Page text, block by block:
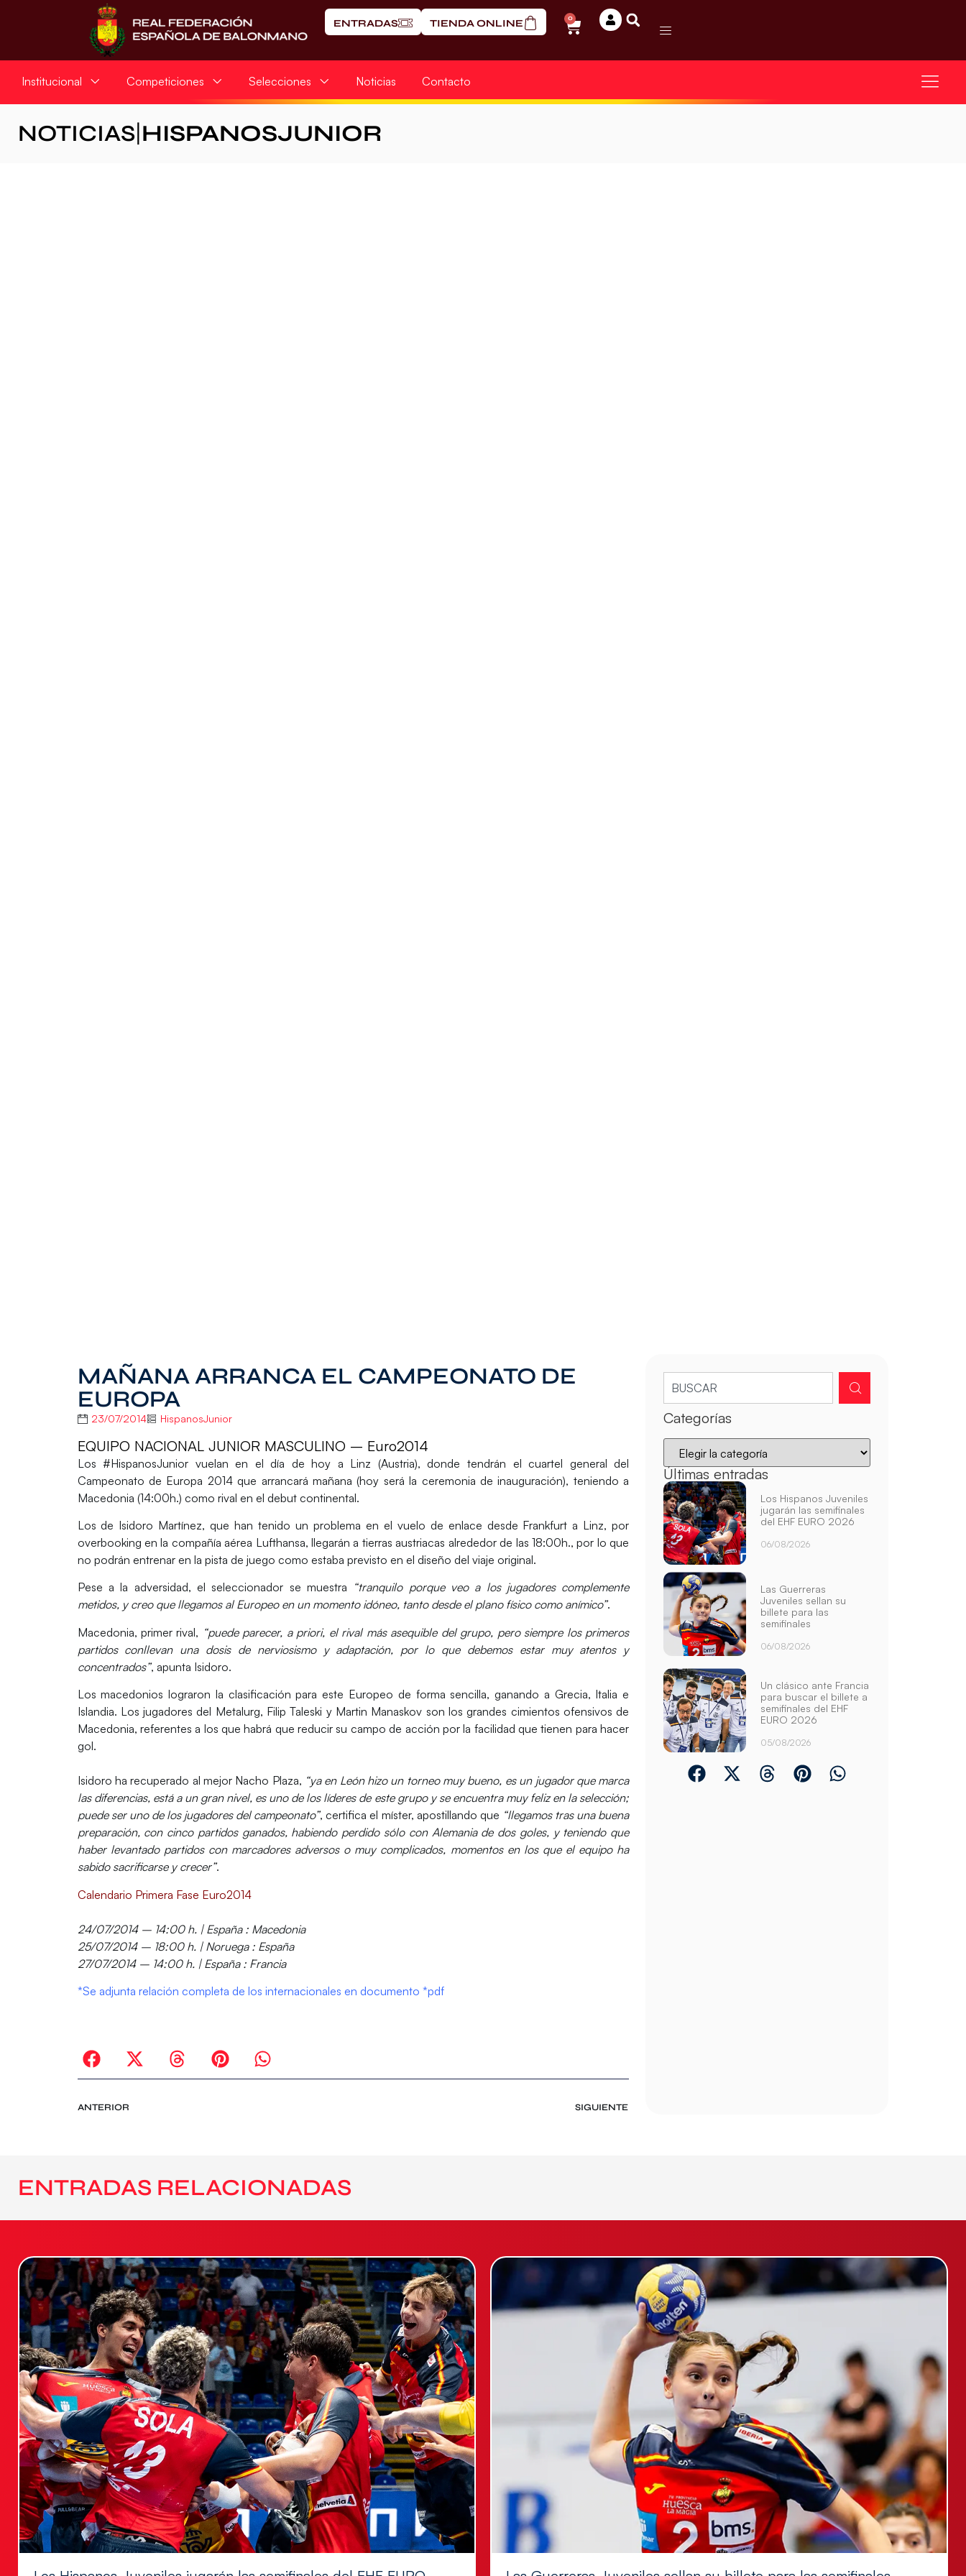
ENTRADAS TIENDA ONLINE 0
Institucional Competiciones Selecciones Noticias Contacto
NOTICIAS HISPANOSJUNIOR
MAÑANA ARRANCA EL CAMPEONATO DE
EUROPA
23/07/2014 HispanosJunior
EQUIPO NACIONAL JUNIOR MASCULINO – Euro2014
Los#HispanosJunior vuelan en el día de hoy a Linz (Austria), donde tendrán el cuartel general del
Campeonato de Europa 2014que arrancará mañana (hoy será la ceremonia de inauguración), teniendo a
Macedonia (14:00h.) como rival en el debut continental.
Los de Isidoro Martínez, que han tenido un problema en el vuelo de enlace desde Frankfurt a Linz, por
overbooking en la compañía aérea Lufthansa, llegarán a tierras austriacas alrededor de las 18:00h., por lo que
no podrán entrenar en la pista de juego como estaba previsto en el diseño del viaje original.
Pese a la adversidad, el seleccionador se muestra “tranquilo porque veo a los jugadores complemente
metidos, y creo que llegamos al Europeo en un momento idóneo, tanto desde el plano físico como anímico”.
Macedonia, primer rival, “puede parecer, a priori, el rival más asequible del grupo, pero siempre los primeros
partidos conllevan una dosis de nerviosismo y adaptación, por lo que debemos estar muy atentos y
concentrados”, apunta Isidoro.
Los macedonios lograron la clasificación para este Europeo de forma sencilla, ganando a Grecia, Italia e
Islandia. Los jugadores del Metalurg, Filip Taleski y Martin Manaskov son los grandes cimientos ofensivos de
Macedonia, referentes a los que habrá que reducir su campo de acción por la facilidad que tienen para hacer
gol.
Isidoro ha recuperado al mejor Nacho Plaza, “ya en León hizo un torneo muy bueno, es un jugador que marca
las diferencias, está a un gran nivel, es uno de los líderes de este grupo y se encuentra muy feliz en la selección;
puede ser uno de los jugadores del campeonato”, certifica el míster, apostillando que “llegamos tras una buena
preparación, con cinco partidos ganados, habiendo perdido sólo con Alemania de dos goles, y teniendo que
haber levantado partidos con marcadores adversos o muy complicados, momentos en los que el equipo ha
sabido sacrificarse y crecer”.
Calendario Primera Fase Euro2014
24/07/2014 – 14:00 h. | España : Macedonia
25/07/2014 – 18:00 h. | Noruega : España
27/07/2014 – 14:00 h. | España : Francia
*Se adjunta relación completa de los internacionales en documento *pdf
ANTERIOR SIGUIENTE
Categorías
Últimas entradas
Los Hispanos Juveniles
jugarán las semifinales
del EHF EURO 2026
06/08/2026
Las Guerreras
Juveniles sellan su
billete para las
semifinales
06/08/2026
Un clásico ante Francia
para buscar el billete a
semifinales del EHF
EURO 2026
05/08/2026
ENTRADAS RELACIONADAS